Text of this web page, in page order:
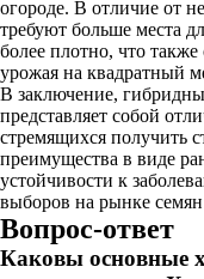
огороде. В отличие от
требуют больше места
более плотно, что
урожая на квадратный
В заключение,
представляет собой
стремящихся получить
преимущества в виде
устойчивости к
выборов на рынке
Вопрос-ответ
Каковы основные